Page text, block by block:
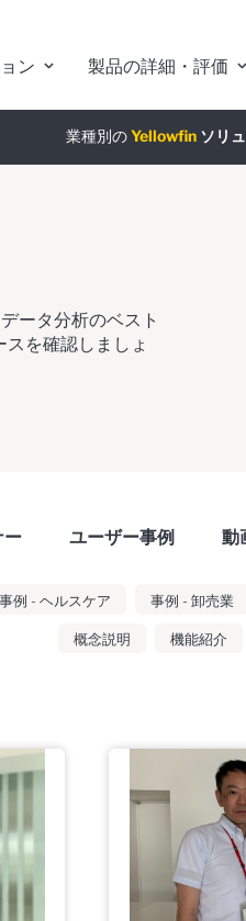
ン 製品の詳細・評価
業種別のYellowfinソリ
組み込みアナリティ
ータ分析のベスト
を確認しましょ
ー ユーザー事例 動
事例 - ヘルスケア 事例 - 卸売業
概念説明 機能紹介